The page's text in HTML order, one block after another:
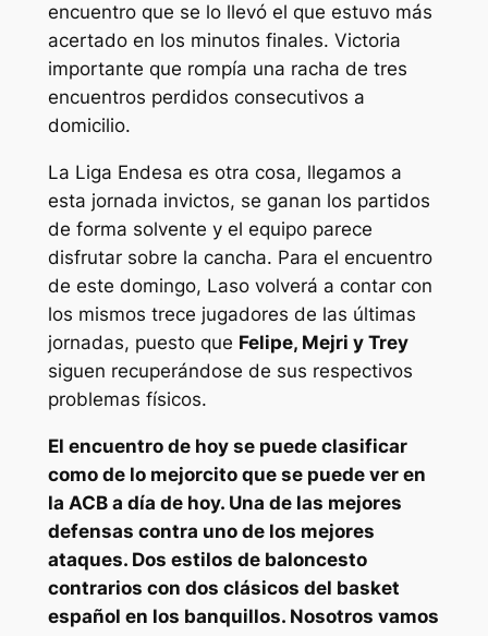
encuentro que se lo llevó el que estuvo más
acertado en los minutos finales. Victoria
importante que rompía una racha de tres
encuentros perdidos consecutivos a
domicilio.
La Liga Endesa es otra cosa, llegamos a
esta jornada invictos, se ganan los partidos
de forma solvente y el equipo parece
disfrutar sobre la cancha. Para el encuentro
de este domingo, Laso volverá a contar con
los mismos trece jugadores de las últimas
jornadas, puesto que Felipe, Mejri y Trey
siguen recuperándose de sus respectivos
problemas físicos.
El encuentro de hoy se puede clasificar
como de lo mejorcito que se puede ver en
la ACB a día de hoy. Una de las mejores
defensas contra uno de los mejores
ataques. Dos estilos de baloncesto
contrarios con dos clásicos del basket
español en los banquillos. Nosotros vamos